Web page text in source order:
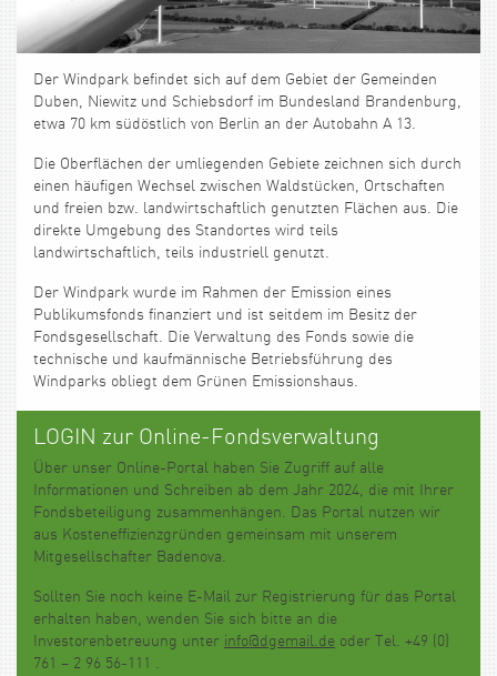
Der Windpark befindet sich auf dem Gebiet der Gemeinden
Duben, Niewitz und Schiebsdorf im Bundesland Brandenburg,
etwa 70 km südöstlich von Berlin an der Autobahn A 13.
Die Oberflächen der umliegenden Gebiete zeichnen sich durch
einen häufigen Wechsel zwischen Waldstücken, Ortschaften
und freien bzw. landwirtschaftlich genutzten Flächen aus. Die
direkte Umgebung des Standortes wird teils
landwirtschaftlich, teils industriell genutzt.
Der Windpark wurde im Rahmen der Emission eines
Publikumsfonds finanziert und ist seitdem im Besitz der
Fondsgesellschaft. Die Verwaltung des Fonds sowie die
technische und kaufmännische Betriebsführung des
Windparks obliegt dem Grünen Emissionshaus.
LOGIN zur Online-Fondsverwaltung
Über unser Online-Portal haben Sie Zugriff auf alle
Informationen und Schreiben ab dem Jahr 2024, die mit Ihrer
Fondsbeteiligung zusammenhängen. Das Portal nutzen wir
aus Kosteneffizienzgründen gemeinsam mit unserem
Mitgesellschafter Badenova.
Sollten Sie noch keine E-Mail zur Registrierung für das Portal
erhalten haben, wenden Sie sich bitte an die
Investorenbetreuung unter info@dgemail.de oder Tel. +49 (0)
761 – 2 96 56-111 .